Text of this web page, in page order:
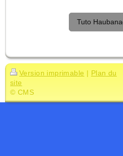
Tuto
Version imprimable | Plan du
site
© CMS